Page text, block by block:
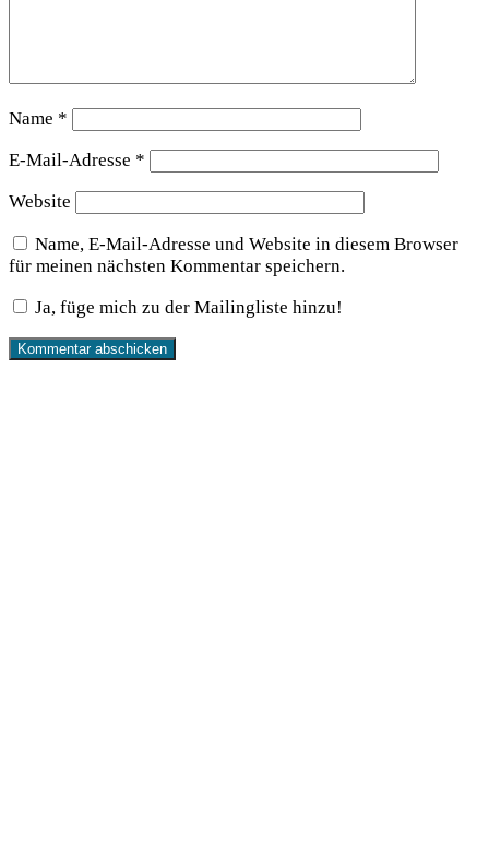
Name *
E-Mail-Adresse *
Website
Name, E-Mail-Adresse und Website in diesem Browser
für meinen nächsten Kommentar speichern.
Ja, füge mich zu der Mailingliste hinzu!